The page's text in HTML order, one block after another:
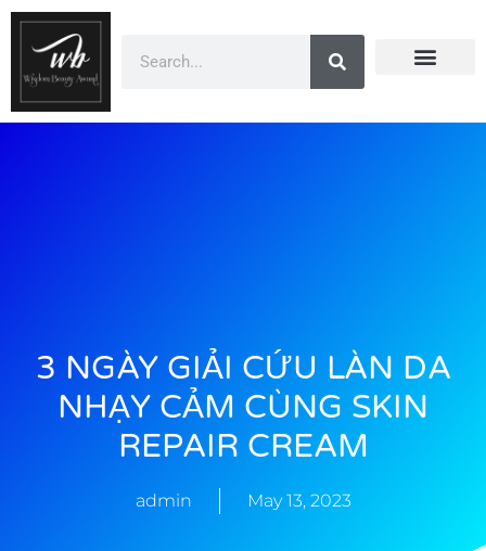
3 NGÀY GIẢI CỨU LÀN DA
NHẠY CẢM CÙNG SKIN
REPAIR CREAM
admin May 13, 2023